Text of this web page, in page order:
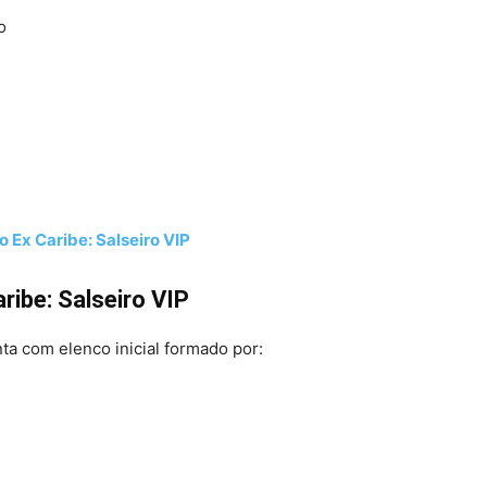
Ex Caribe: Salseiro VIP
Salseiro VIP
com elenco inicial formado por: